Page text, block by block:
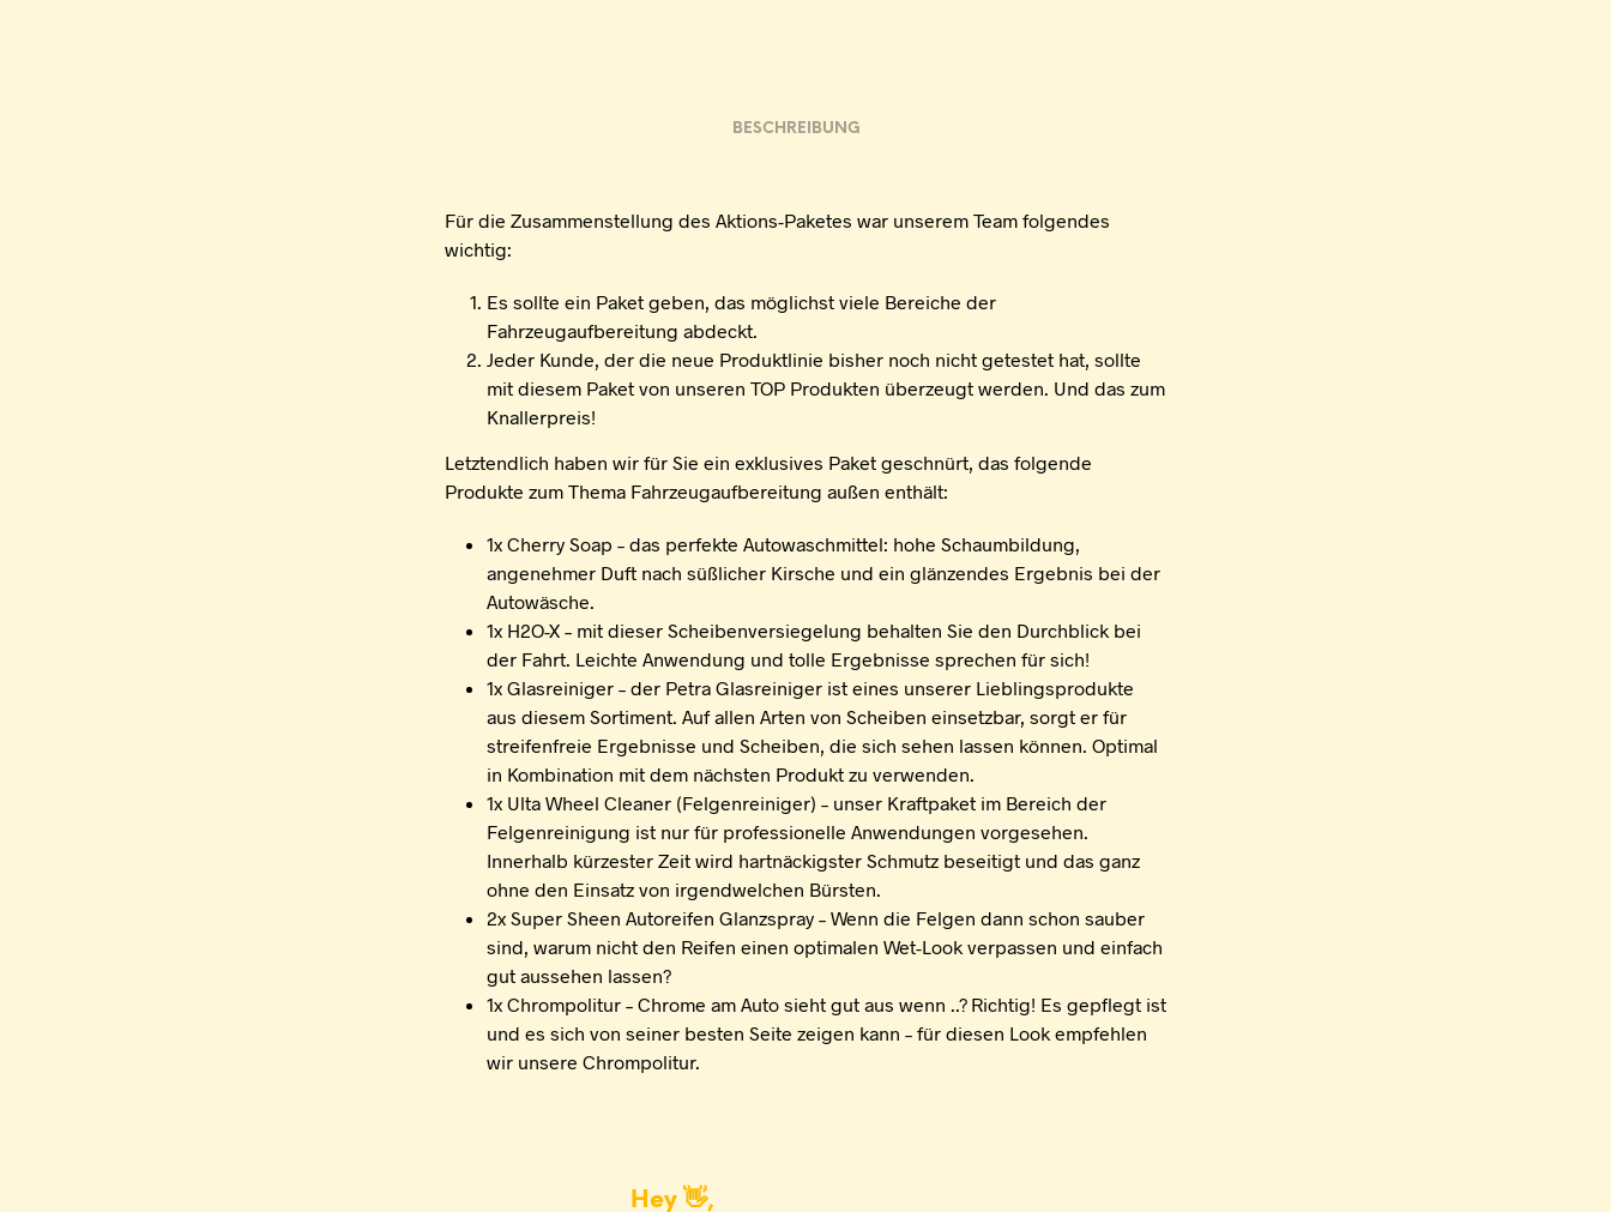
BESCHREIBUNG
Für die Zusammenstellung des Aktions-Paketes war unserem Team folgendes
wichtig:
Es sollte ein Paket geben, das möglichst viele Bereiche der
Fahrzeugaufbereitung abdeckt.
Jeder Kunde, der die neue Produktlinie bisher noch nicht getestet hat, sollte
mit diesem Paket von unseren TOP Produkten überzeugt werden. Und das zum
Knallerpreis!
Letztendlich haben wir für Sie ein exklusives Paket geschnürt, das folgende
Produkte zum Thema Fahrzeugaufbereitung außen enthält:
1x Cherry Soap – das perfekte Autowaschmittel: hohe Schaumbildung,
angenehmer Duft nach süßlicher Kirsche und ein glänzendes Ergebnis bei der
Autowäsche.
1x H2O-X – mit dieser Scheibenversiegelung behalten Sie den Durchblick bei
der Fahrt. Leichte Anwendung und tolle Ergebnisse sprechen für sich!
1x Glasreiniger – der Petra Glasreiniger ist eines unserer Lieblingsprodukte
aus diesem Sortiment. Auf allen Arten von Scheiben einsetzbar, sorgt er für
streifenfreie Ergebnisse und Scheiben, die sich sehen lassen können. Optimal
in Kombination mit dem nächsten Produkt zu verwenden.
1x Ulta Wheel Cleaner (Felgenreiniger) – unser Kraftpaket im Bereich der
Felgenreinigung ist nur für professionelle Anwendungen vorgesehen.
Innerhalb kürzester Zeit wird hartnäckigster Schmutz beseitigt und das ganz
ohne den Einsatz von irgendwelchen Bürsten.
2x Super Sheen Autoreifen Glanzspray – Wenn die Felgen dann schon sauber
sind, warum nicht den Reifen einen optimalen Wet-Look verpassen und einfach
gut aussehen lassen?
1x Chrompolitur – Chrome am Auto sieht gut aus wenn ..? Richtig! Es gepflegt ist
und es sich von seiner besten Seite zeigen kann – für diesen Look empfehlen
wir unsere Chrompolitur.
Hey 👋,